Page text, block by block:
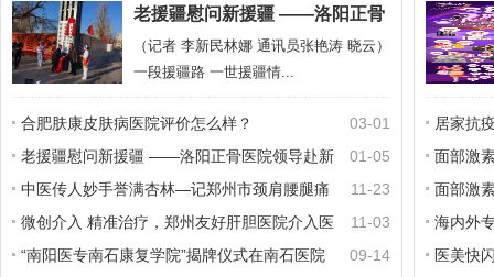
国家卫健委：3月23日0—24时新增确诊病例78
例 累计治愈出院病例7
老援疆慰问新援疆 ——洛阳正骨
医院领导赴新疆哈密慰问援疆医
务
（记者 李新民林娜 通讯员张艳涛 晓云）
一段援疆路 一世援疆情...
03-01
合肥肤康皮肤病医院评价怎么样？
01-05
老援疆慰问新援疆 ——洛阳正骨医院领导赴新
疆哈密慰问援疆医务
11-23
中医传人妙手誉满杏林—记郑州市颈肩腰腿痛
医院院长邵华磊
11-03
微创介入 精准治疗，郑州友好肝胆医院介入医
学技术启动在即
09-14
“南阳医专南石康复学院”揭牌仪式在南石医院
居家抗
面部激
面部激
海内外
医美快